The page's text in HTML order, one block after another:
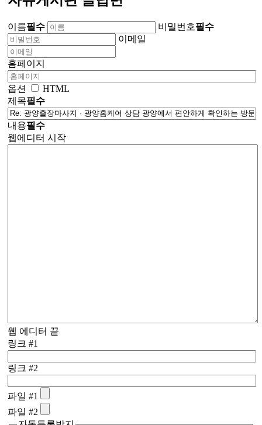
이름필수 비밀번호필수
이메일
홈페이지
옵션
HTML
제목필수
내용필수
웹에디터 시작
웹 에디터 끝
링크 #1
링크 #2
파일 #1
파일 #2